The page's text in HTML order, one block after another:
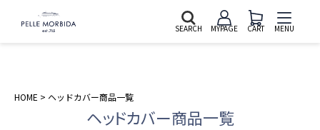
SEARCH MYPAGE CART MENU
HOME ヘッドカバー商品一覧
ヘッドカバー商品一覧